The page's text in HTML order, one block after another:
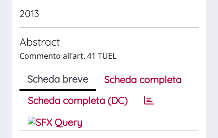
2013
Abstract
Commento all'art. 41 TUEL
Scheda breve
Scheda completa
Scheda completa (DC)